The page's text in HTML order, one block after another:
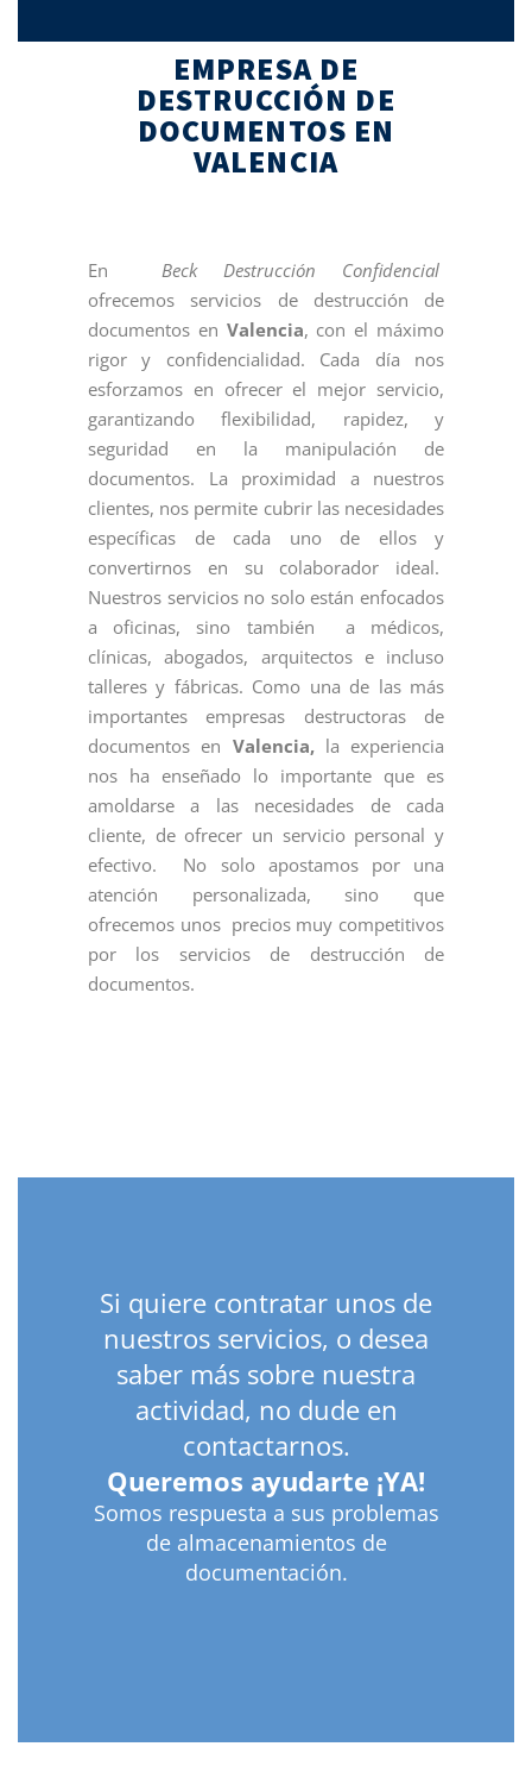
EMPRESA DE
DESTRUCCIÓN DE
DOCUMENTOS EN
VALENCIA
En Beck Destrucción Confidencial
ofrecemos servicios de destrucción de
documentos en Valencia, con el máximo
rigor y confidencialidad. Cada día nos
esforzamos en ofrecer el mejor servicio,
garantizando flexibilidad, rapidez, y
seguridad en la manipulación de
documentos. La proximidad a nuestros
clientes, nos permite cubrir las necesidades
específicas de cada uno de ellos y
convertirnos en su colaborador ideal.
Nuestros servicios no solo están enfocados
a oficinas, sino también a médicos,
clínicas, abogados, arquitectos e incluso
talleres y fábricas. Como una de las más
importantes empresas destructoras de
documentos en Valencia,la experiencia
nos ha enseñado lo importante que es
amoldarse a las necesidades de cada
cliente, de ofrecer un servicio personal y
efectivo. No solo apostamos por una
atención personalizada, sino que
ofrecemos unos precios muy competitivos
por los servicios de destrucción de
documentos.
Si quiere contratar unos de
nuestros servicios, o desea
saber más sobre nuestra
actividad, no dude en
contactarnos.
Queremos ayudarte ¡YA!
Somos respuesta a sus problemas
de almacenamientos de
documentación.